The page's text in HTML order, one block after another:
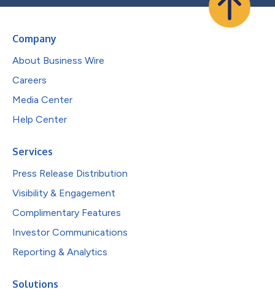
Company
About Business Wire
Careers
Media Center
Help Center
Services
Press Release Distribution
Visibility & Engagement
Complimentary Features
Investor Communications
Reporting & Analytics
Solutions